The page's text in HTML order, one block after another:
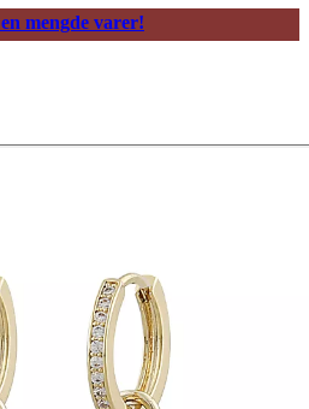
mengde varer!